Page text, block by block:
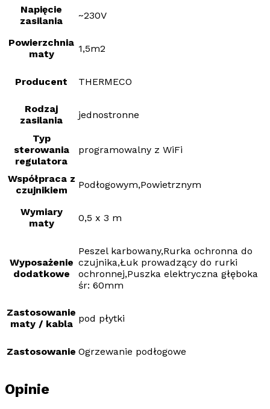
Napięcie
zasilania
~230V
Powierzchnia
maty
1,5m2
Producent THERMECO
Rodzaj
zasilania
jednostronne
Typ
sterowania
regulatora
programowalny z WiFi
Współpraca z
czujnikiem
Podłogowym,Powietrznym
Wymiary
maty
0,5 x 3 m
Wyposażenie
dodatkowe
Peszel karbowany,Rurka ochronna do
czujnika,Łuk prowadzący do rurki
ochronnej,Puszka elektryczna głęboka
śr: 60mm
Zastosowanie
maty / kabla pod płytki
Zastosowanie Ogrzewanie podłogowe
Opinie